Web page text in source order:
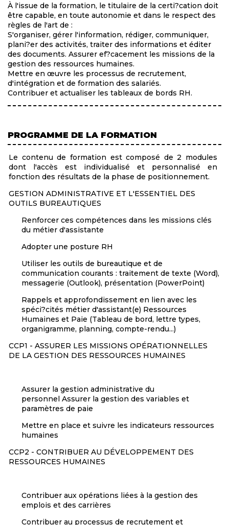
À l'issue de la formation, le titulaire de la certi?cation doit
être capable, en toute autonomie et dans le respect des
règles de l'art de :
S'organiser, gérer l'information, rédiger, communiquer,
plani?er des activités, traiter des informations et éditer
des documents. Assurer ef?cacement les missions de la
gestion des ressources humaines.
Mettre en œuvre les processus de recrutement,
d'intégration et de formation des salariés.
Contribuer et actualiser les tableaux de bords RH.
PROGRAMME DE LA FORMATION
Le contenu de formation est composé de 2 modules
dont l'accès est individualisé et personnalisé en
fonction des résultats de la phase de positionnement.
GESTION ADMINISTRATIVE ET L'ESSENTIEL DES
OUTILS BUREAUTIQUES
Renforcer ces compétences dans les missions clés
du métier d'assistante
Adopter une posture RH
Utiliser les outils de bureautique et de
communication courants : traitement de texte (Word),
messagerie (Outlook), présentation (PowerPoint)
Rappels et approfondissement en lien avec les
spéci?cités métier d'assistant(e) Ressources
Humaines et Paie (Tableau de bord, lettre types,
organigramme, planning, compte-rendu...)
CCP1 - ASSURER LES MISSIONS OPÉRATIONNELLES
DE LA GESTION DES RESSOURCES HUMAINES
Assurer la gestion administrative du
personnel Assurer la gestion des variables et
paramètres de paie
Mettre en place et suivre les indicateurs ressources
humaines
CCP2 - CONTRIBUER AU DÉVELOPPEMENT DES
RESSOURCES HUMAINES
Contribuer aux opérations liées à la gestion des
emplois et des carrières
Contribuer au processus de recrutement et